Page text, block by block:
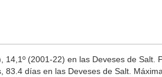
(2001-22) en las Deveses de Salt.
83.4 días en las Deveses de Salt.